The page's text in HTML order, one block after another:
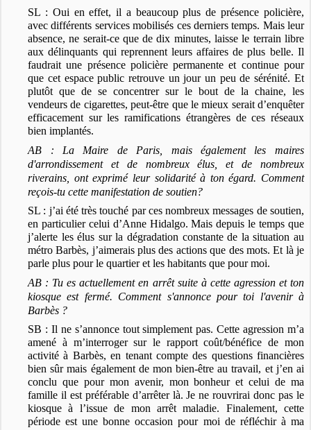
SL : Oui en effet, il a beaucoup plus de présence policière,
avec différents services mobilisés ces derniers temps. Mais leur
absence, ne serait-ce que de dix minutes, laisse le terrain libre
aux délinquants qui reprennent leurs affaires de plus belle. Il
faudrait une présence policière permanente et continue pour
que cet espace public retrouve un jour un peu de sérénité. Et
plutôt que de se concentrer sur le bout de la chaine, les
vendeurs de cigarettes, peut-être que le mieux serait d’enquêter
efficacement sur les ramifications étrangères de ces réseaux
bien implantés.
AB : La Maire de Paris, mais également les maires
d'arrondissement et de nombreux élus, et de nombreux
riverains, ont exprimé leur solidarité à ton égard. Comment
reçois-tu cette manifestation de soutien?
SL : j’ai été très touché par ces nombreux messages de soutien,
en particulier celui d’Anne Hidalgo. Mais depuis le temps que
j’alerte les élus sur la dégradation constante de la situation au
métro Barbès, j’aimerais plus des actions que des mots. Et là je
parle plus pour le quartier et les habitants que pour moi.
AB : Tu es actuellement en arrêt suite à cette agression et ton
kiosque est fermé. Comment s'annonce pour toi l'avenir à
Barbès ?
SB : Il ne s’annonce tout simplement pas. Cette agression m’a
amené à m’interroger sur le rapport coût/bénéfice de mon
activité à Barbès, en tenant compte des questions financières
bien sûr mais également de mon bien-être au travail, et j’en ai
conclu que pour mon avenir, mon bonheur et celui de ma
famille il est préférable d’arrêter là. Je ne rouvrirai donc pas le
kiosque à l’issue de mon arrêt maladie. Finalement, cette
période est une bonne occasion pour moi de réfléchir à ma